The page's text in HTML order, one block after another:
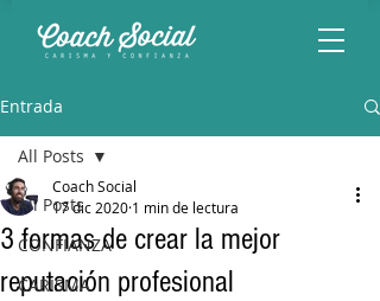
Entrada
All Posts
CONFIANZA
CARISMA
All Posts
3 formas de crear la mejor
reputación profesional
Coach Social
17 dic 2020 1 min de lectura